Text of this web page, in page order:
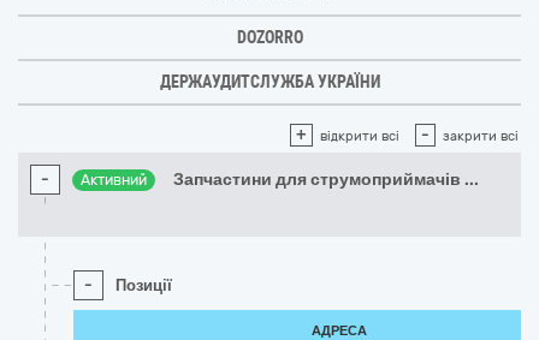
DOZORRO
ДЕРЖАУДИТСЛУЖБА УКРАЇНИ
+ відкрити всі - закрити всі
- Активний Запчастини для струмоприймачів ...
- Позиції
АДРЕСА